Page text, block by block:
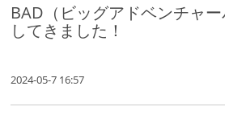
BAD（ビッグアドベンチャ
してきました！
2024-05-7 16:57